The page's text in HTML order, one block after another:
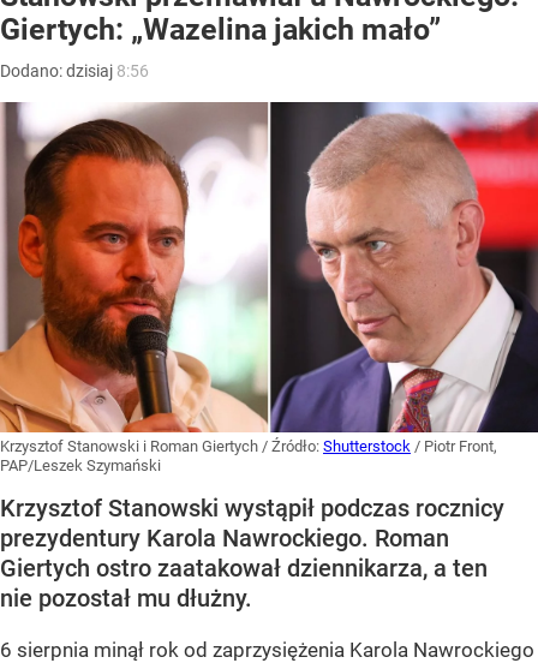
Giertych: „Wazelina jakich mało”
Dodano:dzisiaj 8:56
Krzysztof Stanowski i Roman Giertych / Źródło: Shutterstock / Piotr Front,
PAP/Leszek Szymański
Krzysztof Stanowski wystąpił podczas rocznicy
prezydentury Karola Nawrockiego. Roman
Giertych ostro zaatakował dziennikarza, a ten
nie pozostał mu dłużny.
6 sierpnia minął rok od zaprzysiężenia Karola Nawrockiego